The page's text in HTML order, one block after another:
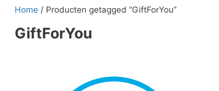
Home / Producten getagged “GiftForYou”
GiftForYou